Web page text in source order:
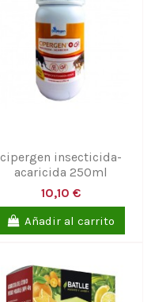
cipergen insecticida-
acaricida 250ml
10,10 €
Añadir al carrito